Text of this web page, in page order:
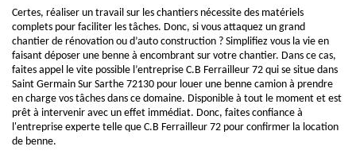
Certes, réaliser un travail sur les chantiers nécessite des matériels
complets pour faciliter les tâches. Donc, si vous attaquez un grand
chantier de rénovation ou d’auto construction ? Simplifiez vous la vie en
faisant déposer une benne à encombrant sur votre chantier. Dans ce cas,
faites appel le vite possible l’entreprise C.B Ferrailleur 72 qui se situe dans
Saint Germain Sur Sarthe 72130 pour louer une benne camion à prendre
en charge vos tâches dans ce domaine. Disponible à tout le moment et est
prêt à intervenir avec un effet immédiat. Donc, faites confiance à
l'entreprise experte telle que C.B Ferrailleur 72 pour confirmer la location
de benne.